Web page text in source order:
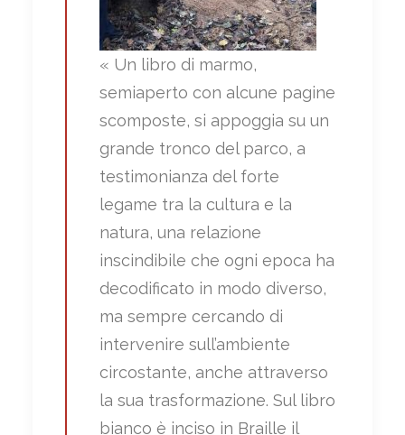
« Un libro di marmo,
semiaperto con alcune pagine
scomposte, si appoggia su un
grande tronco del parco, a
testimonianza del forte
legame tra la cultura e la
natura, una relazione
inscindibile che ogni epoca ha
decodificato in modo diverso,
ma sempre cercando di
intervenire sull’ambiente
circostante, anche attraverso
la sua trasformazione. Sul libro
bianco è inciso in Braille il